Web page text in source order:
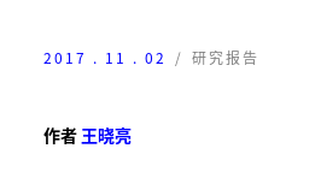
2017 . 11 . 02 / 研究报告
作者 王晓亮